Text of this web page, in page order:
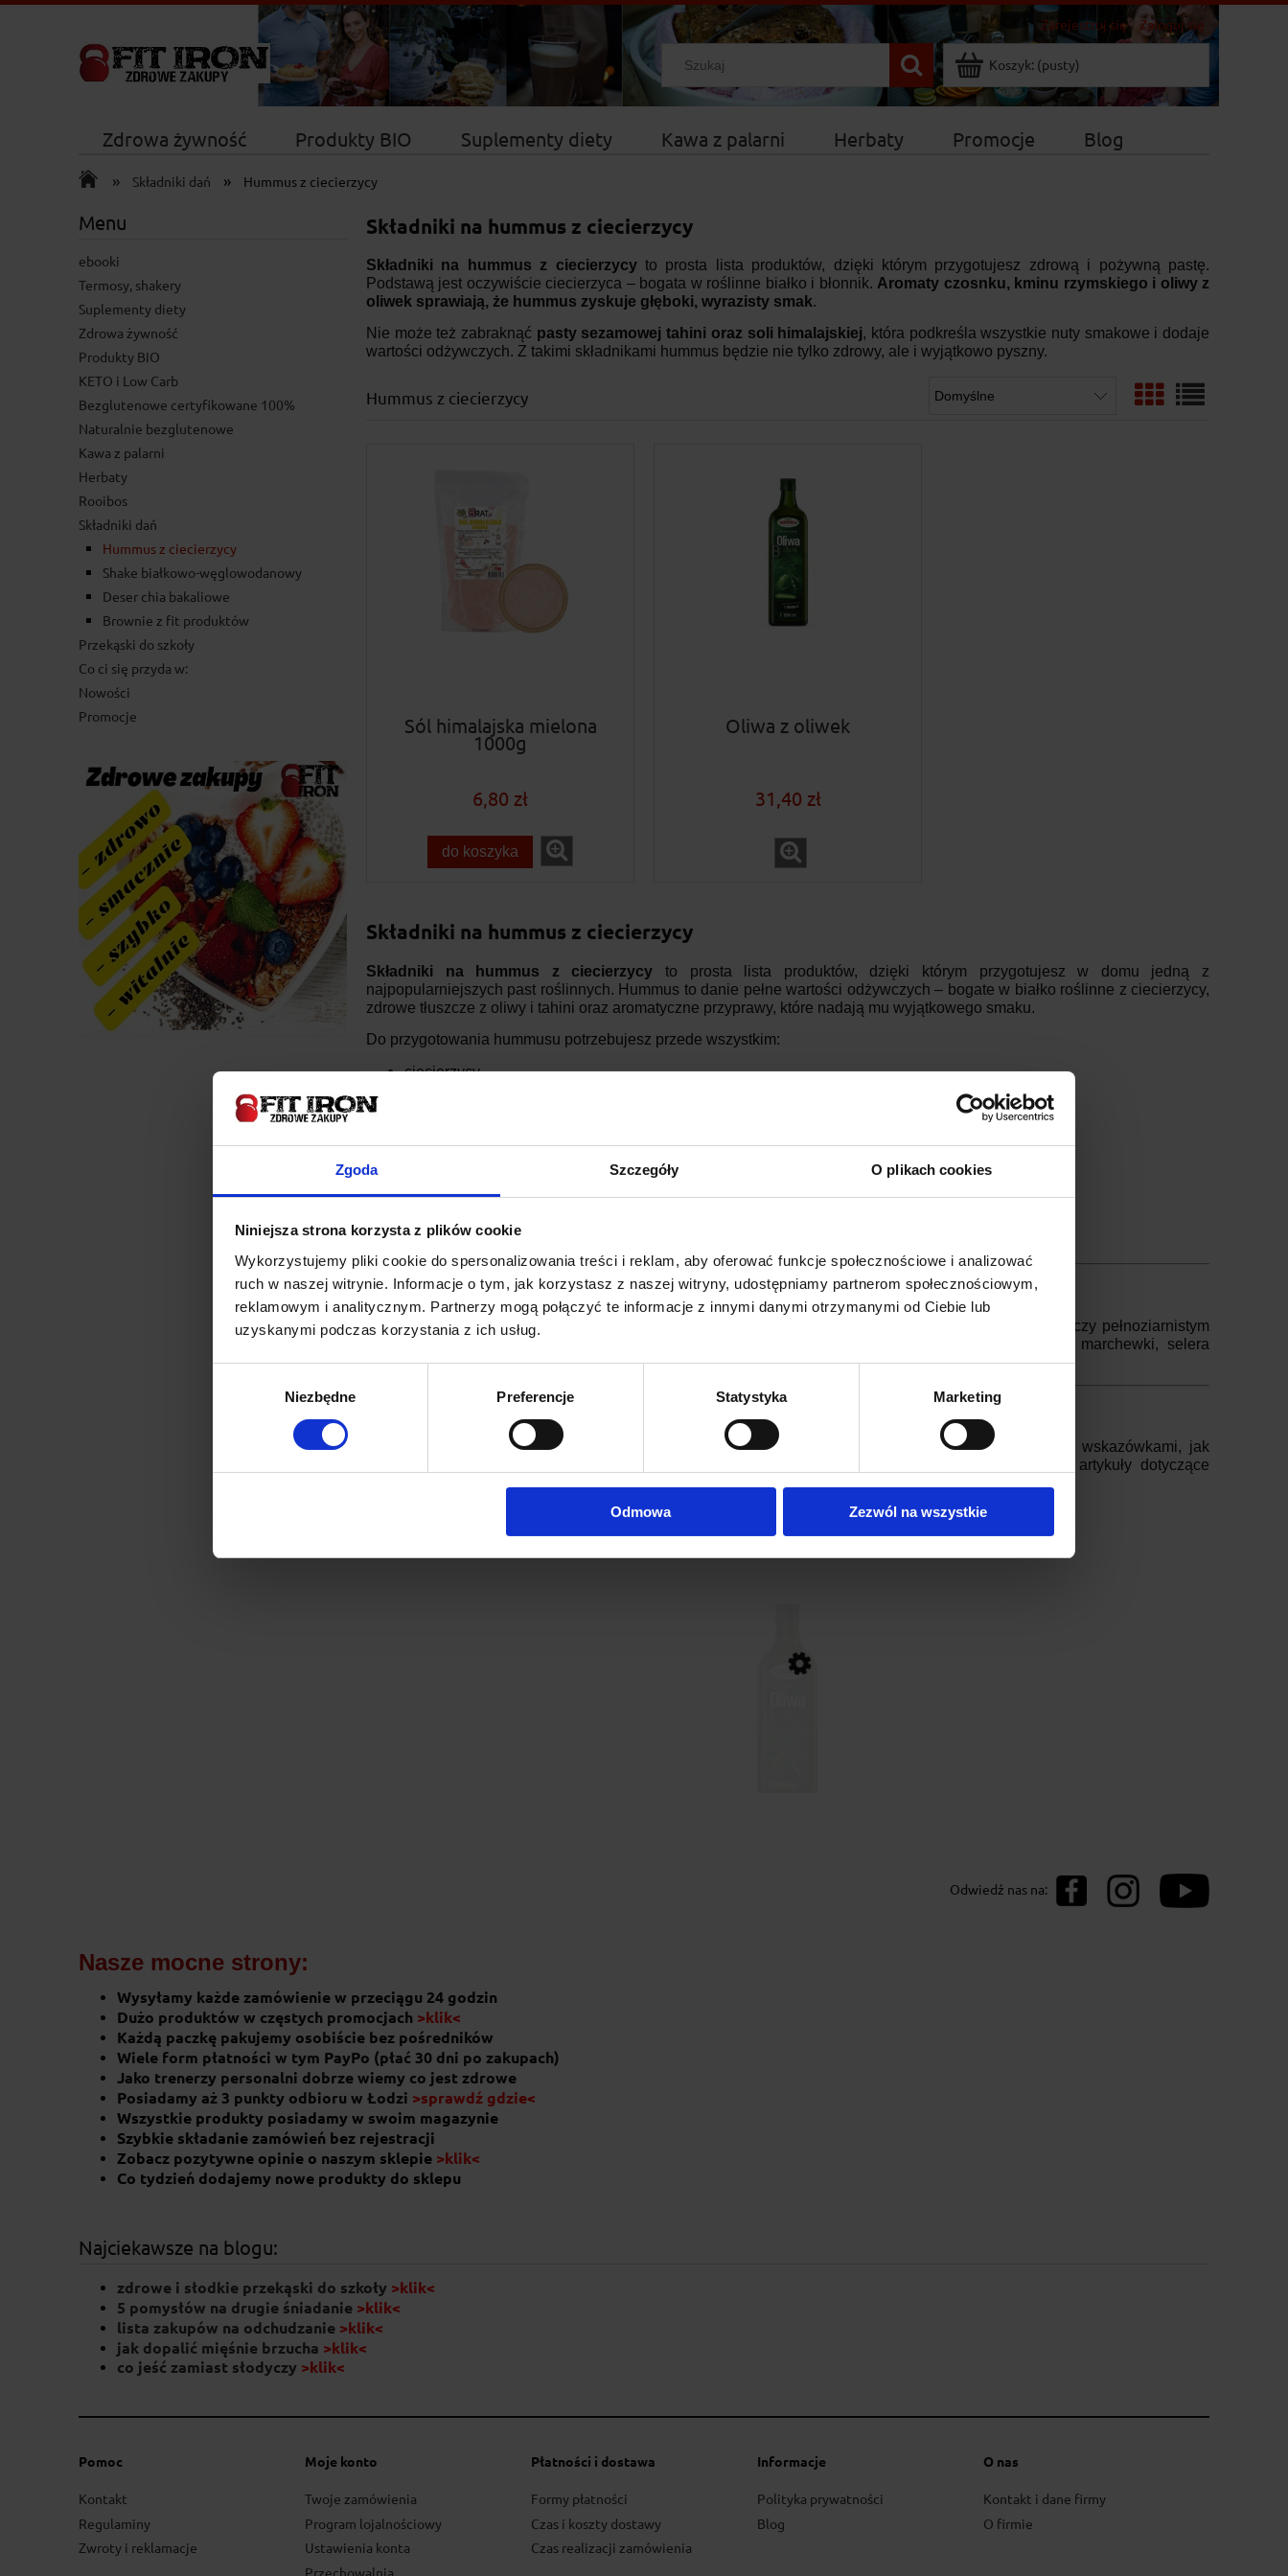
Zgoda Szczegóły O plikach cookies
Niniejsza strona korzysta z plików cookie
Wykorzystujemy pliki cookie do spersonalizowania treści i reklam, aby oferować funkcje społecznościowe i analizować
ruch w naszej witrynie. Informacje o tym, jak korzystasz z naszej witryny, udostępniamy partnerom społecznościowym,
reklamowym i analitycznym. Partnerzy mogą połączyć te informacje z innymi danymi otrzymanymi od Ciebie lub
uzyskanymi podczas korzystania z ich usług.
Niezbędne Preferencje Statystyka Marketing
Odmowa Zezwól na wszystkie
Zarejestruj się Zaloguj się
Koszyk: (pusty)
Zdrowa żywność Produkty BIO Suplementy diety Kawa z palarni Herbaty Promocje
Blog
Nowości
» Składniki dań » Hummus z ciecierzycy
Menu
ebooki
Termosy, shakery
Suplementy diety
Zdrowa żywność
Produkty BIO
KETO i Low Carb
Bezglutenowe certyfikowane 100%
Naturalnie bezglutenowe
Kawa z palarni
Herbaty
Rooibos
Składniki dań
Hummus z ciecierzycy
Shake białkowo-węglowodanowy
Deser chia bakaliowe
Brownie z fit produktów
Przekąski do szkoły
Co ci się przyda w:
Nowości
Promocje
Składniki na hummus z ciecierzycy
Składniki na hummus z ciecierzycyto prosta lista produktów, dzięki którym przygotujesz zdrową i pożywną pastę.
Podstawą jest oczywiście ciecierzyca – bogata w roślinne białko i błonnik. Aromaty czosnku, kminu rzymskiego i oliwy z
oliwek sprawiają, że hummus zyskuje głęboki, wyrazisty smak.
Nie może też zabraknąć pasty sezamowej tahini oraz soli himalajskiej, która podkreśla wszystkie nuty smakowe i dodaje
wartości odżywczych. Z takimi składnikami hummus będzie nie tylko zdrowy, ale i wyjątkowo pyszny.
Hummus z ciecierzycy
Sól himalajska mielona
1000g
6,80 zł
do koszyka
Oliwa z oliwek
31,40 zł
Składniki na hummus z ciecierzycy
Składniki na hummus z ciecierzycy to prosta lista produktów, dzięki którym przygotujesz w domu jedną z
najpopularniejszych past roślinnych. Hummus to danie pełne wartości odżywczych – bogate w białko roślinne z ciecierzycy,
zdrowe tłuszcze z oliwy i tahini oraz aromatyczne przyprawy, które nadają mu wyjątkowego smaku.
Do przygotowania hummusu potrzebujesz przede wszystkim:
ciecierzycy,
soli himalajskiej.
Jak podawać hummus?
Klasycznym sposobem jest serwowanie hummusu z pieczywem – chrupiącą bagietką, chlebkiem pita czy pełnoziarnistym
tostem. Świetnie sprawdza się także w roli dipu do świeżych warzyw pokrojonych w słupki, np. marchewki, selera
naciowego czy papryki. To prosty i smaczny sposób, aby wprowadzić więcej warzyw do codziennej diety.
Dokładny przepis na hummus krok po kroku znajdziesz na naszym blogu – razem z dodatkowymi wskazówkami, jak
urozmaicić smak tej pasty i jak wkomponować ją w zdrową dietę. Polecamy też inne przepisy i artykuły dotyczące
Inni wybrali również
do koszyka
Odwiedź nas na:
Nasze mocne strony:
Wysyłamy każde zamówienie w przeciągu 24 godzin
Dużo produktów w częstych promocjach >klik<
Każdą paczkę pakujemy osobiście bez pośredników
Wiele form płatności w tym PayPo (płać 30 dni po zakupach)
Jako trenerzy personalni dobrze wiemy co jest zdrowe
Posiadamy aż 3 punkty odbioru w Łodzi >sprawdź gdzie<
Wszystkie produkty posiadamy w swoim magazynie
Szybkie składanie zamówień bez rejestracji
Zobacz pozytywne opinie o naszym sklepie >klik<
Co tydzień dodajemy nowe produkty do sklepu
Najciekawsze na blogu:
zdrowe i słodkie przekąski do szkoły >klik<
5 pomysłów na drugie śniadanie >klik<
lista zakupów na odchudzanie >klik<
jak dopalić mięśnie brzucha >klik<
co jeść zamiast słodyczy >klik<
Pomoc
Kontakt
Regulaminy
Zwroty i reklamacje
Moje konto
Twoje zamówienia
Program lojalnościowy
Ustawienia konta
Przechowalnia
Płatności i dostawa
Formy płatności
Czas i koszty dostawy
Czas realizacji zamówienia
Informacje
Polityka prywatności
Blog
O nas
Kontakt i dane firmy
O firmie